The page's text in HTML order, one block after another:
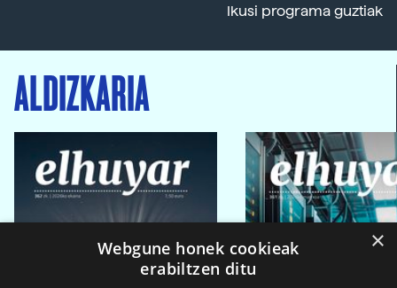
Ikusi programa guztiak
ALDIZKARIA
×
Webgune honek cookieak
erabiltzen ditu